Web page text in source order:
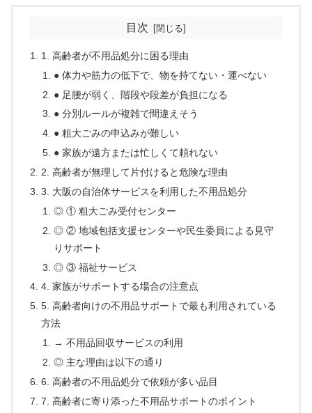
目次
1. 高齢者が不用品処分に困る理由
● 体力や筋力の低下で、物を持てない・運べない
● 足腰が弱く、階段や段差が負担になる
● 分別ルールが複雑で間違えそう
● 粗大ごみの申込みが難しい
● 家族が遠方または忙しくて頼れない
2. 高齢者が無理して片付けると危険な理由
3. 大阪の自治体サービスを利用した不用品処分
◎ ① 粗大ごみ受付センター
◎ ② 地域包括支援センターや民生委員による見守
りサポート
◎ ③ 福祉サービス
4. 家族がサポートする場合の注意点
5. 高齢者向けの不用品サポートで最も利用されている
方法
→ 不用品回収サービスの利用
◎ 主な理由は以下の通り
6. 高齢者の不用品処分で依頼が多い品目
7. 高齢者に寄り添った不用品サポートのポイント